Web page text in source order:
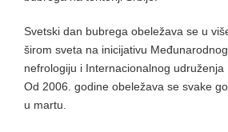
Svetski dan bubrega obeležava se u
širom sveta na inicijativu
nefrologiju i Internacionalnog udruženja
Od 2006. godine obeležava se svake
u martu.